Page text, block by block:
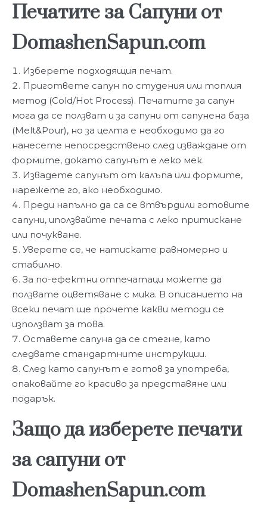
Печатите за Сапуни от
DomashenSapun.com
Изберете подходящия печат.
Пригответе сапун по студения или топлия
метод (Cold/Hot Process). Печатите за сапун
мога да се ползват и за сапуни от сапунена база
(Melt&Pour), но за целта е необходимо да го
нанесете непосредствено след изваждане от
формите, докато сапунът е леко мек.
Извадете сапунът от калъпа или формите,
нарежете го, ако необходимо.
Преди напълно да са се втвърдили готовите
сапуни, иползвайте печата с леко притискане
или почукване.
Уверете се, че натискате равномерно и
стабилно.
За по-ефектни отпечатаци можете да
ползвате оцветяване с мика. В описанието на
всеки печат ще прочете какви методи се
използват за това.
Оставете сапуна да се стегне, като
следвате стандартните инструкции.
След като сапунът е готов за употреба,
опаковайте го красиво за представяне или
подарък.
Защо да изберете печати
за сапуни от
DomashenSapun.com